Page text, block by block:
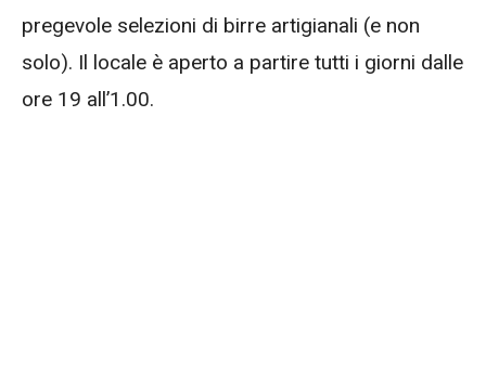
pregevole selezioni di birre artigianali (e non
solo). Il locale è aperto a partire tutti i giorni dalle
ore 19 all’1.00.